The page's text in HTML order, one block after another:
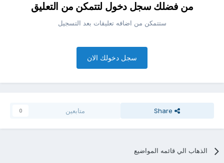
من فضلك سجل دخول لتتمكن من التعليق
ستتمكن من اضافه تعليقات بعد التسجيل
سجل دخولك الان
Share متابعين 0
الذهاب الي قائمه المواضيع